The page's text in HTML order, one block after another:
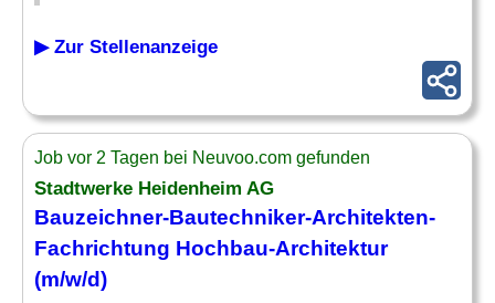
▶ Zur Stellenanzeige
Job vor 2 Tagen bei Neuvoo.com gefunden
Stadtwerke Heidenheim AG
Bauzeichner-Bautechniker-Architekten-
Fachrichtung Hochbau-Architektur
(m/w/d)